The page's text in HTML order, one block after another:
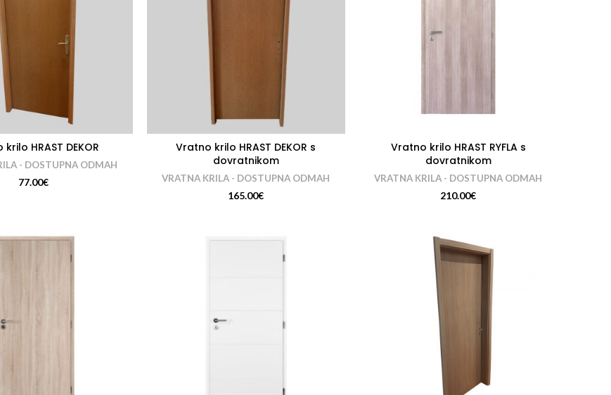
HRAST DEKOR
- DOSTUPNA ODMAH
77.00€
Vratno krilo HRAST DEKOR s
dovratnikom
VRATNA KRILA - DOSTUPNA ODMAH
165.00€
Vratno krilo HRAST RYFLA s
dovratnikom
VRATNA KRILA - DOSTUPNA ODMAH
210.00€